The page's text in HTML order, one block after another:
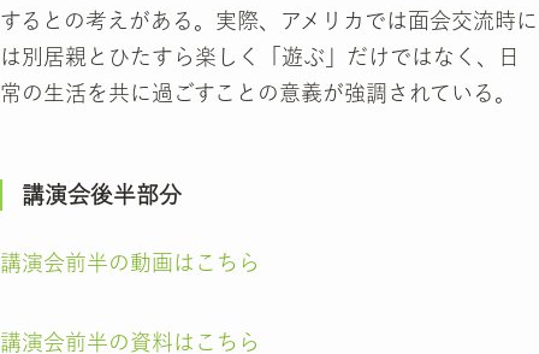
するとの考えがある。実際、アメリカでは面会交流時に
は別居親とひたすら楽しく「遊ぶ」だけではなく、日
常の生活を共に過ごすことの意義が強調されている。
講演会後半部分
講演会前半の動画はこちら
講演会前半の資料はこちら